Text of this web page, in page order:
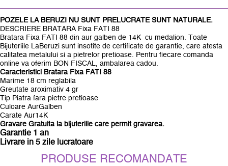
POZELE LA BERUZI NU SUNT PRELUCRATE SUNT NATURALE.
DESCRIERE BRATARA Fixa FATI 88
Bratara Fixa FATI 88 din aur galben de 14K cu medalion. Toate
Bijuteriile LaBeruzi sunt insotite de certificate de garantie, care atesta
calitatea metalului si a pietrelor pretioase. Pentru fiecare comanda
online va oferim BON FISCAL, ambalarea cadou.
Caracteristici Bratara Fixa FATI 88
Marime 18 cm reglabila
Greutate aroximativ 4 gr
Tip Piatra fara pietre pretioase
Culoare AurGalben
Carate Aur14K
Gravare Gratuita la bijuteriile care permit gravarea.
Garantie 1 an
Livrare in 5 zile lucratoare
PRODUSE RECOMANDATE